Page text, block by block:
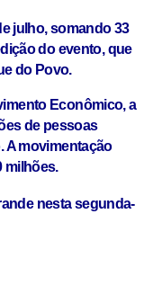
julho, somando 33
do evento, que
do Povo.
Econômico, a
de pessoas
A movimentação
milhões.
nesta segunda-